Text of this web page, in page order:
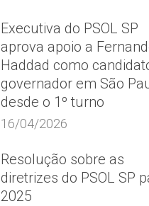
Executiva do PSOL SP
aprova apoio a
Haddad como
governador em São
desde o 1º turno
16/04/2026
Resolução sobre as
diretrizes do PSOL SP
2025